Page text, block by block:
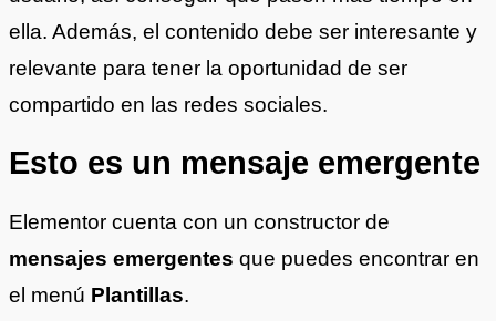
ella. Además, el contenido debe ser interesante y
relevante para tener la oportunidad de ser
compartido en las redes sociales.
Esto es un mensaje emergente
Elementor cuenta con un constructor de
mensajes emergentes que puedes encontrar en
el menú Plantillas.